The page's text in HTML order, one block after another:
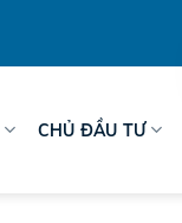
CHỦ ĐẦU TƯ